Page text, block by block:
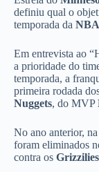
definiu qual o
temporada da NBA
Em entrevista ao
a prioridade do
temporada, a
primeira rodada
Nuggets, do MVP
No ano anterior,
foram eliminados
contra os Grizzilies